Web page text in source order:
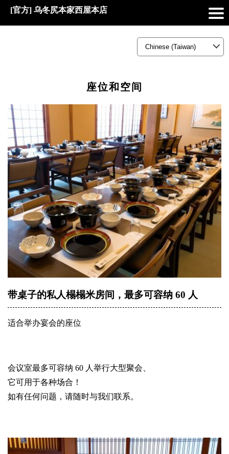
[官方] 乌冬尻本家西屋本店
座位和空间
带桌子的私人榻榻米房间，最多可容纳 60 人
适合举办宴会的座位
会议室最多可容纳 60 人举行大型聚会、
它可用于各种场合！
如有任何问题，请随时与我们联系。